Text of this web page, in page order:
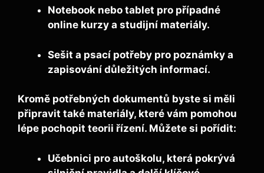
Notebook nebo tablet pro případné
online kurzy a studijní materiály.
Sešit a psací potřeby pro poznámky a
zapisování důležitých informací.
Kromě potřebných dokumentů byste si měli
připravit také materiály, které vám pomohou
lépe pochopit teorii řízení. Můžete si pořídit:
Učebnici pro autoškolu, která pokrývá